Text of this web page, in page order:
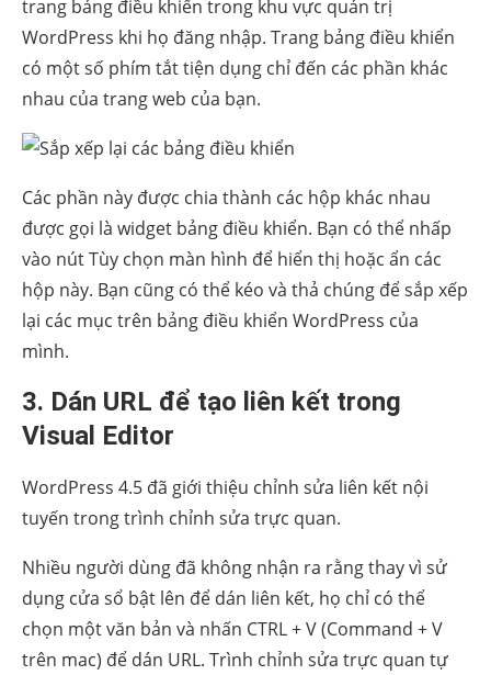
trang bảng điều khiển trong khu vực quản trị
WordPress khi họ đăng nhập. Trang bảng điều khiển
có một số phím tắt tiện dụng chỉ đến các phần khác
nhau của trang web của bạn.
Các phần này được chia thành các hộp khác nhau
được gọi là widget bảng điều khiển. Bạn có thể nhấp
vào nút Tùy chọn màn hình để hiển thị hoặc ẩn các
hộp này. Bạn cũng có thể kéo và thả chúng để sắp xếp
lại các mục trên bảng điều khiển WordPress của
mình.
3. Dán URL để tạo liên kết trong
Visual Editor
WordPress 4.5 đã giới thiệu chỉnh sửa liên kết nội
tuyến trong trình chỉnh sửa trực quan.
Nhiều người dùng đã không nhận ra rằng thay vì sử
dụng cửa sổ bật lên để dán liên kết, họ chỉ có thể
chọn một văn bản và nhấn CTRL + V (Command + V
trên mac) để dán URL. Trình chỉnh sửa trực quan tự